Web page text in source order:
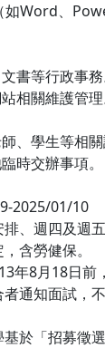
Word、
書等行政事務
相關維護管理
、學生等相關
時交辦事項。
2025/01/10
排、週四及週
含勞健保。
年8月18日
通知面試，
基於「招募